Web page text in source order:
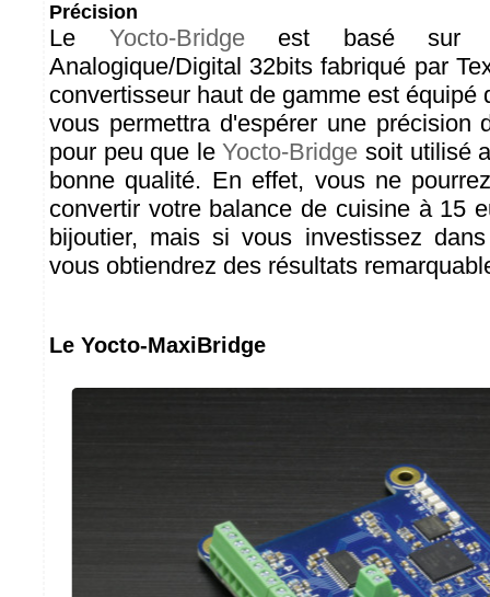
Précision
Le Yocto-Bridgeest basé sur un
Analogique/Digital 32bits fabriqué par
convertisseur haut de gamme est équipé
vous permettra d'espérer une précision
pour peu que leYocto-Bridge soit utilisé
bonne qualité. En effet, vous ne
convertir votre balance de cuisine à 15
bijoutier, mais si vous investissez
vous obtiendrez des résultats
Le Yocto-MaxiBridge